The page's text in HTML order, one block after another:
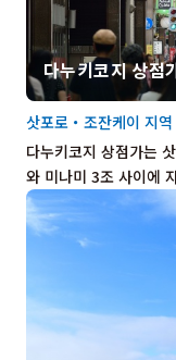
다누키코지 상점
다누키코지 상점가는
와 미나미 3조 사이에
삿포로・조잔케이 지역